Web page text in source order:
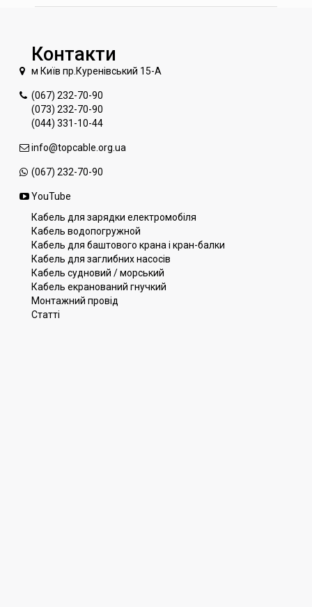
Контакти
м Київ пр.Куренівський 15-А
(067) 232-70-90
(073) 232-70-90
(044) 331-10-44
info@topcable.org.ua
(067) 232-70-90
YouTube
Кабель для зарядки електромобіля
Кабель водопогружной
Кабель для баштового крана і кран-балки
Кабель для заглибних насосів
Кабель судновий / морський
Кабель екранований гнучкий
Монтажний провід
Статті